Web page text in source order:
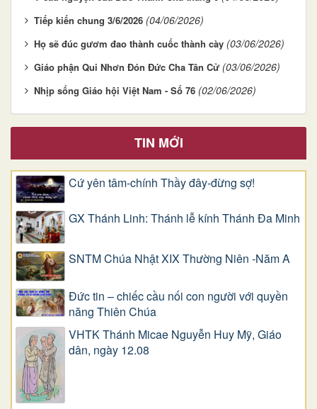
Tiếp kiến chung 3/6/2026 (04/06/2026)
Họ sẽ đúc gươm đao thành cuốc thành cày (03/06/2026)
Giáo phận Qui Nhơn Đón Đức Cha Tân Cử (03/06/2026)
Nhịp sống Giáo hội Việt Nam - Số 76 (02/06/2026)
TIN MỚI
Cứ yên tâm-chính Thầy đây-đừng sợ!
GX Thánh Linh: Thánh lễ kính Thánh Đa Minh
SNTM Chúa Nhật XIX Thường Niên -Năm A
Đức tin – chiếc cầu nối con người với quyền
năng Thiên Chúa
VHTK Thánh Micae Nguyễn Huy Mỹ, Giáo
dân, ngày 12.08